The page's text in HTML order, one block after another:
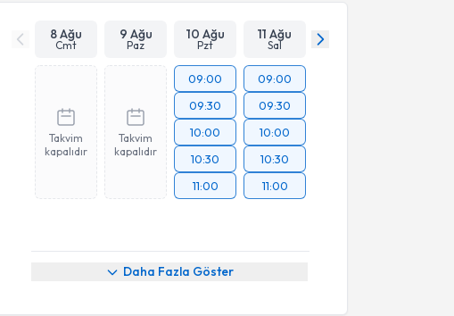
8 Ağu
Cmt
9 Ağu
Paz
10 Ağu
Pzt
11 Ağu
Sal
Takvim
kapalıdır
Takvim
kapalıdır
09:00
09:30
10:00
10:30
11:00
09:00
09:30
10:00
10:30
11:00
Daha Fazla Göster